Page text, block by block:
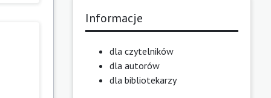
Informacje
dla czytelników
dla autorów
dla bibliotekarzy